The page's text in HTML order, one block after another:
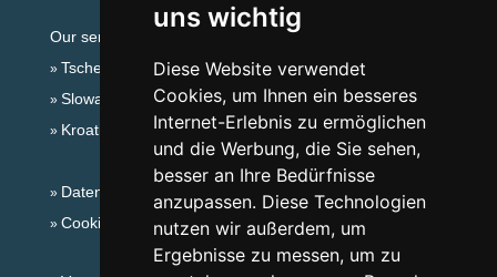
uns wichtig
Diese Website verwendet
Cookies, um Ihnen ein besseres
Internet-Erlebnis zu ermöglichen
und die Werbung, die Sie sehen,
besser an Ihre Bedürfnisse
anzupassen. Diese Technologien
nutzen wir außerdem, um
Ergebnisse zu messen, um zu
Our servers:
Tschechische Gebirge
Slowakische Gebirge
Kroatien
Datenschutz
Cookies